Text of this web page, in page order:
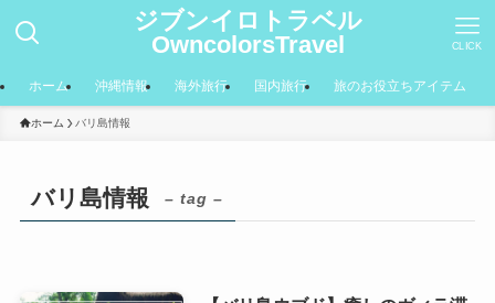
ジブンイロトラベル
OwncolorsTravel
CLICK
ホーム 沖縄情報 海外旅行 国内旅行 旅のお役立ちアイテム
ホーム バリ島情報
バリ島情報 – tag –